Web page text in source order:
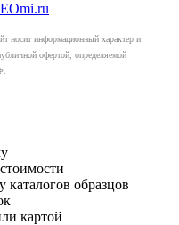
носит информационный характер и
офертой, определяемой
каталогов образцов
картой